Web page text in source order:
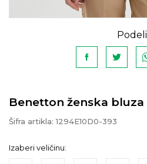
Podeli
Benetton ženska bluza
Šifra artikla:1294E10D0-393
Izaberi veličinu: